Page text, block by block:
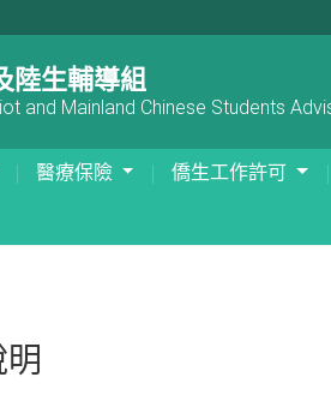
陸生輔導組
and Mainland Chinese Students
醫療保險 僑生工作許可